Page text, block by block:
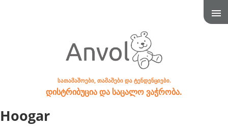
სათამაშოები, თამაშები და ტენდენციები.
დისტრიბუცია და საცალო ვაჭრობა.
Hoogar